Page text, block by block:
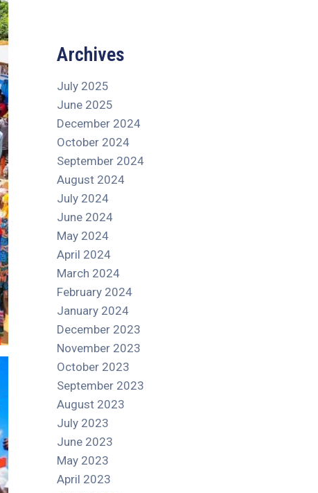
Archives
July 2025
June 2025
December 2024
October 2024
September 2024
August 2024
July 2024
June 2024
May 2024
April 2024
March 2024
February 2024
January 2024
December 2023
November 2023
October 2023
September 2023
August 2023
July 2023
June 2023
May 2023
April 2023